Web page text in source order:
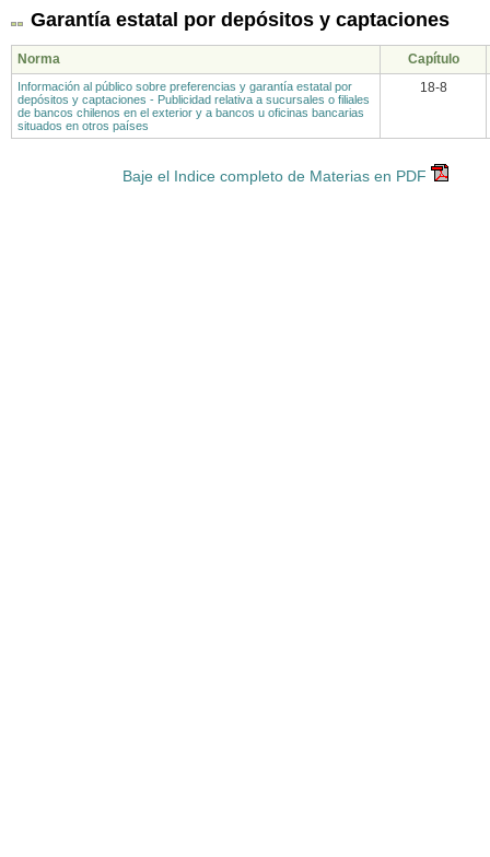
Garantía estatal por depósitos y captaciones
Norma Capítulo
Información al público sobre preferencias y garantía estatal por
depósitos y captaciones - Publicidad relativa a sucursales o filiales
de bancos chilenos en el exterior y a bancos u oficinas bancarias
situados en otros países
18-8
Baje el Indice completo de Materias en PDF